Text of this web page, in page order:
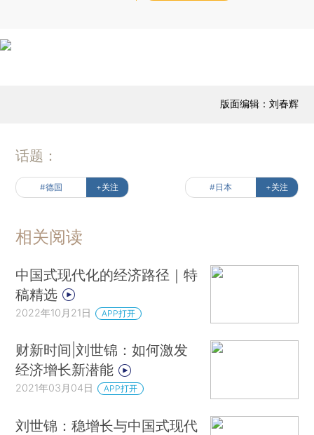
版面编辑：刘春辉
话题：
#德国 +关注 #日本 +关注
相关阅读
中国式现代化的经济路径｜特
稿精选
2022年10月21日 APP打开
财新时间|刘世锦：如何激发
经济增长新潜能
2021年03月04日 APP打开
刘世锦：稳增长与中国式现代